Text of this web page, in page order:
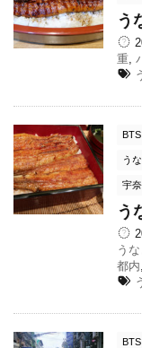
う
重
う
宇
う
う
都内